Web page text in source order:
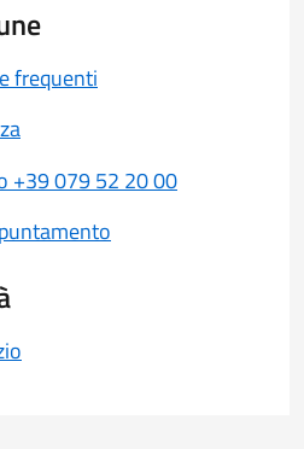
frequenti
+39 079 52 20 00